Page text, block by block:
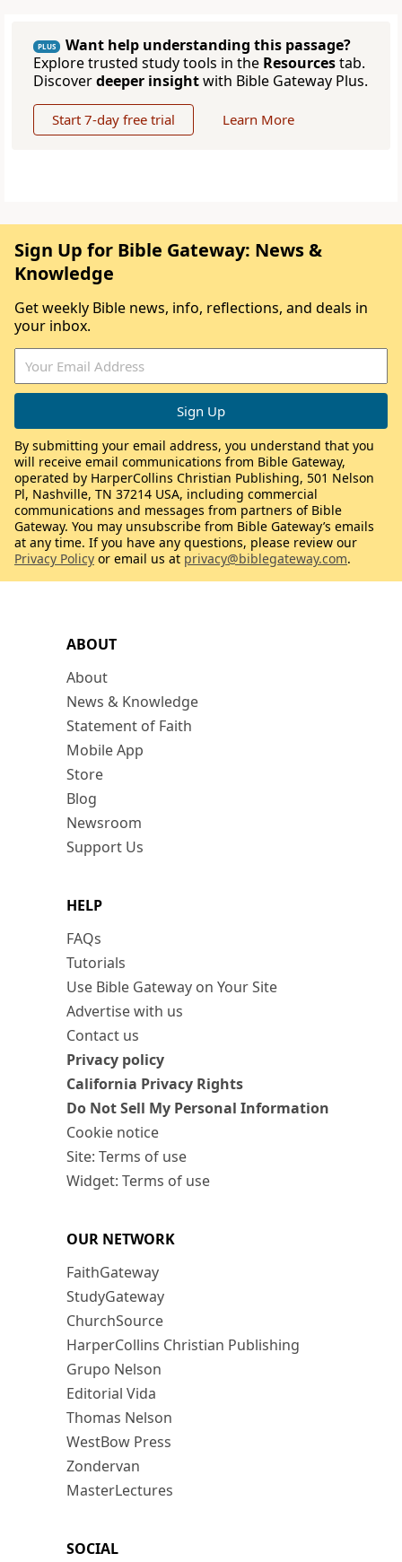
PLUS
Want help understanding this passage?
Explore trusted study tools in the Resourcestab.
Discoverdeeper insightwith Bible Gateway Plus.
Start 7-day free trial Learn More
ABOUT
About
News & Knowledge
Statement of Faith
Mobile App
Store
Blog
Newsroom
Support Us
HELP
FAQs
Tutorials
Use Bible Gateway on Your Site
Advertise with us
Contact us
Privacy policy
California Privacy Rights
Do Not Sell My Personal Information
Cookie notice
Site: Terms of use
Widget: Terms of use
OUR NETWORK
FaithGateway
StudyGateway
ChurchSource
HarperCollins Christian Publishing
Grupo Nelson
Editorial Vida
Thomas Nelson
WestBow Press
Zondervan
MasterLectures
SOCIAL
Sign Up for Bible Gateway: News &
Knowledge
Get weekly Bible news, info, reflections, and deals in
your inbox.
By submitting your email address, you understand that you
will receive email communications from Bible Gateway,
operated by HarperCollins Christian Publishing, 501 Nelson
Pl, Nashville, TN 37214 USA, including commercial
communications and messages from partners of Bible
Gateway. You may unsubscribe from Bible Gateway’s emails
at any time. If you have any questions, please review our
Privacy Policy or email us at privacy@biblegateway.com.